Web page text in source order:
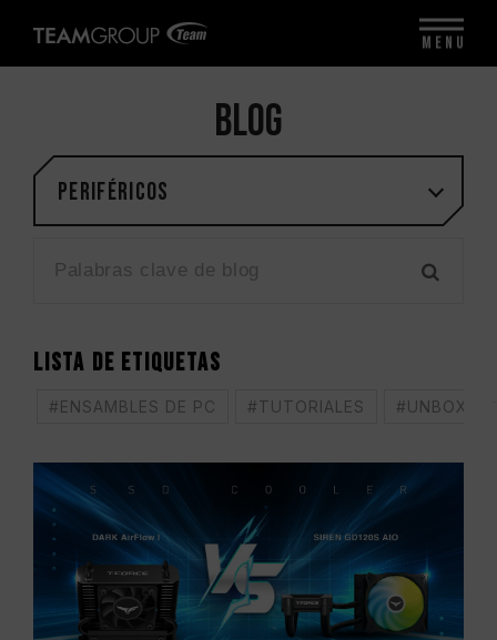
BLOG
Periféricos
LISTA DE ETIQUETAS
#ENSAMBLES DE PC #TUTORIALES
MENU